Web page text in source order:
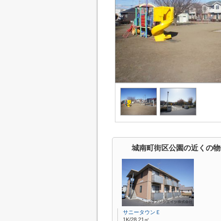
城南町街区公園の近くの
サニータウンＥ
1K/28.21㎡